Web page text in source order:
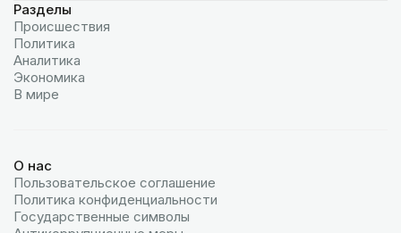
Разделы
Происшествия
Политика
Аналитика
Экономика
В мире
О нас
Пользовательское соглашение
Политика конфиденциальности
Государственные символы